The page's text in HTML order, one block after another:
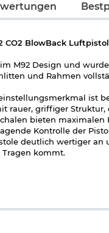
CO2 BlowBack
M92 Design und
und Rahmen
ist
rauer, griffiger
bieten
Kontrolle der
deutlich wertiger
kommt.
Schlitten angebracht
zuverlässig beim
KLI M92 kommt ohne